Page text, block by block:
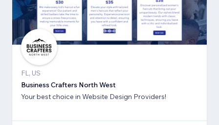
FL, US
Business Crafters North West
Your best choice in Website Design Providers!